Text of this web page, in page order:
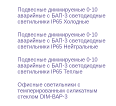
Подвесные диммируемые 0-10
аварийные с БАП-3 светодиодные
светильники IP65 Холодные
Подвесные диммируемые 0-10
аварийные с БАП-3 светодиодные
светильники IP65 Нейтральные
Подвесные диммируемые 0-10
аварийные с БАП-3 светодиодные
светильники IP65 Теплые
Офисные светильники с
темперированным силикатным
стеклом DIM-BAP-3